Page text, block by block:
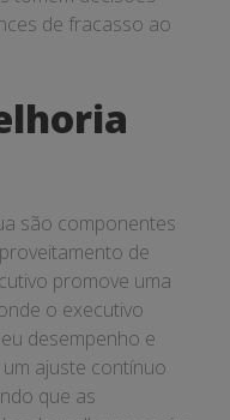
de fracasso ao
são componentes
de
promove uma
o executivo
desempenho e
ajuste contínuo
que as